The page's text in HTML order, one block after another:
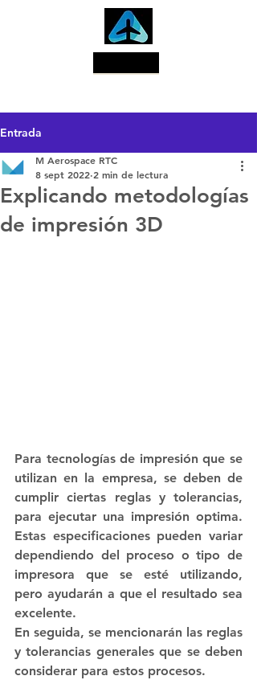
Entrada
Explicando metodologías
de impresión 3D
M Aerospace RTC
8 sept 2022 2 min de lectura
Para tecnologías de impresión que se
utilizan en la empresa, se deben de
cumplir ciertas reglas y tolerancias,
para ejecutar una impresión optima.
Estas especificaciones pueden variar
dependiendo del proceso o tipo de
impresora que se esté utilizando,
pero ayudarán a que el resultado sea
excelente.
En seguida, se mencionarán las reglas
y tolerancias generales que se deben
considerar para estos procesos.